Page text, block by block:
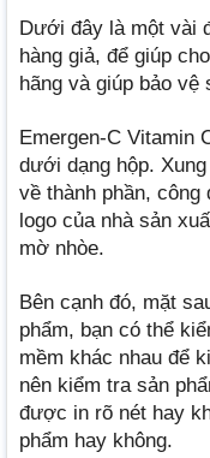
Dưới đây là một vài
hàng giả, để giúp
hãng và giúp bảo vệ
Emergen-C Vitamin
dưới dạng hộp.
về thành phần,
logo của nhà sản
mờ nhòe.
Bên cạnh đó, mặt
phẩm, bạn có thể
mềm khác nhau để
nên kiểm tra sản
được in rõ nét hay
phẩm hay không.